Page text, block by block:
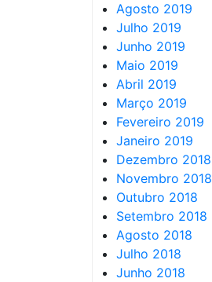
Agosto 2019
Julho 2019
Junho 2019
Maio 2019
Abril 2019
Março 2019
Fevereiro 2019
Janeiro 2019
Dezembro 2018
Novembro 2018
Outubro 2018
Setembro 2018
Agosto 2018
Julho 2018
Junho 2018